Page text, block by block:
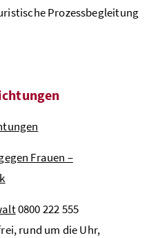
Prozessbegleitung
Frauen –
0800 222 555
rund um die Uhr,